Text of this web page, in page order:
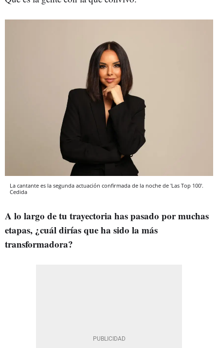
La cantante es la segunda actuación confirmada de la noche de 'Las Top 100'.
Cedida
A lo largo de tu trayectoria has pasado por muchas
etapas, ¿cuál dirías que ha sido la más
transformadora?